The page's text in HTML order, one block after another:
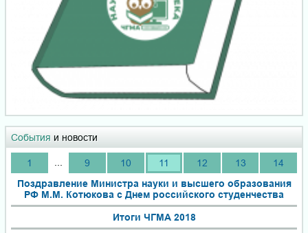
События и новости
1 9 10 11 12 13
14
Поздравление Министра науки и высшего образования
РФ М.М. Котюкова с Днем российского студенчества
Итоги ЧГМА 2018